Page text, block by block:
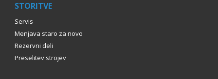
STORITVE
Servis
Menjava staro za novo
Rezervni deli
Preselitev strojev